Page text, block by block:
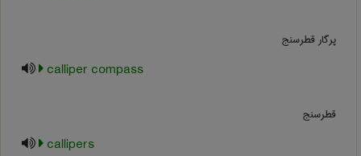
پرگار قطرسنج
calliper compass
قطرسنج
callipers